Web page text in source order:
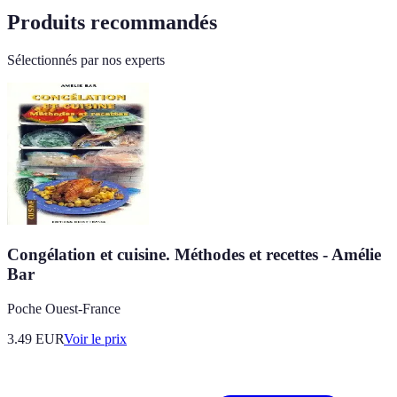
Produits recommandés
Sélectionnés par nos experts
Congélation et cuisine. Méthodes et recettes - Amélie
Bar
Poche Ouest-France
3.49 EURVoir le prix